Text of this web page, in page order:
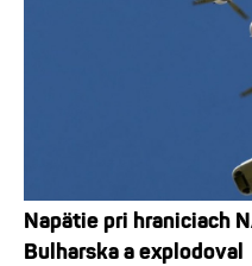
Napätie pri hraniciach
Bulharska a explodoval